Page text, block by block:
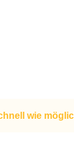
wie